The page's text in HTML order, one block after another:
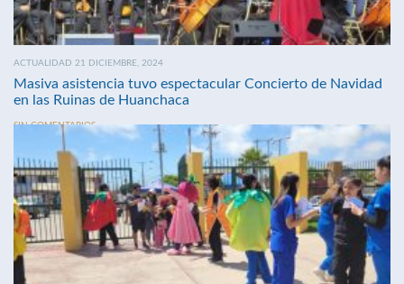
ACTUALIDAD 21 DICIEMBRE, 2024
Masiva asistencia tuvo espectacular Concierto de Navidad
en las Ruinas de Huanchaca
SIN COMENTARIOS